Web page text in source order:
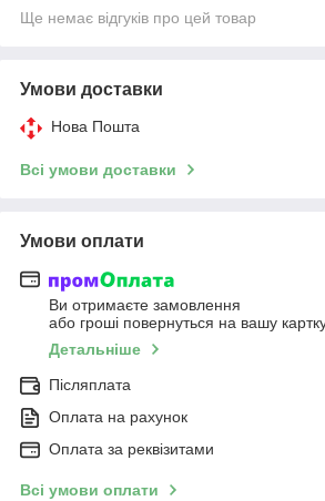
Ще немає відгуків про цей товар
Умови доставки
Нова Пошта
Всі умови доставки
Умови оплати
Ви отримаєте замовлення
або гроші повернуться на вашу
Детальніше
Післяплата
Оплата на рахунок
Оплата за реквізитами
Всі умови оплати